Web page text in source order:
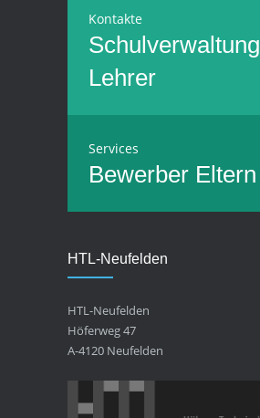
Kontakte
Schulverwaltung
Lehrer
Services
Bewerber Eltern
HTL-Neufelden
HTL-Neufelden
Höferweg 47
A-4120 Neufelden